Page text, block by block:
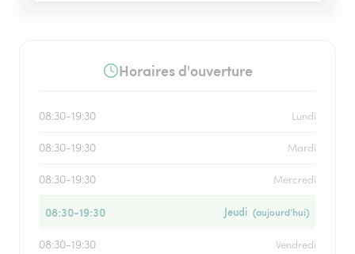
Horaires d'ouverture
08:30-19:30 Lundi
08:30-19:30 Mardi
08:30-19:30 Mercredi
08:30-19:30 Jeudi (aujourd’hui)
08:30-19:30 Vendredi